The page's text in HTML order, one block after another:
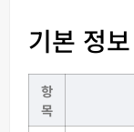
기본 정보
항
목